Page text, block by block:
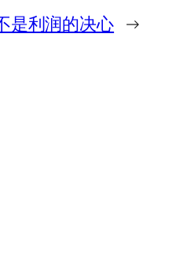
是利润的决心 →